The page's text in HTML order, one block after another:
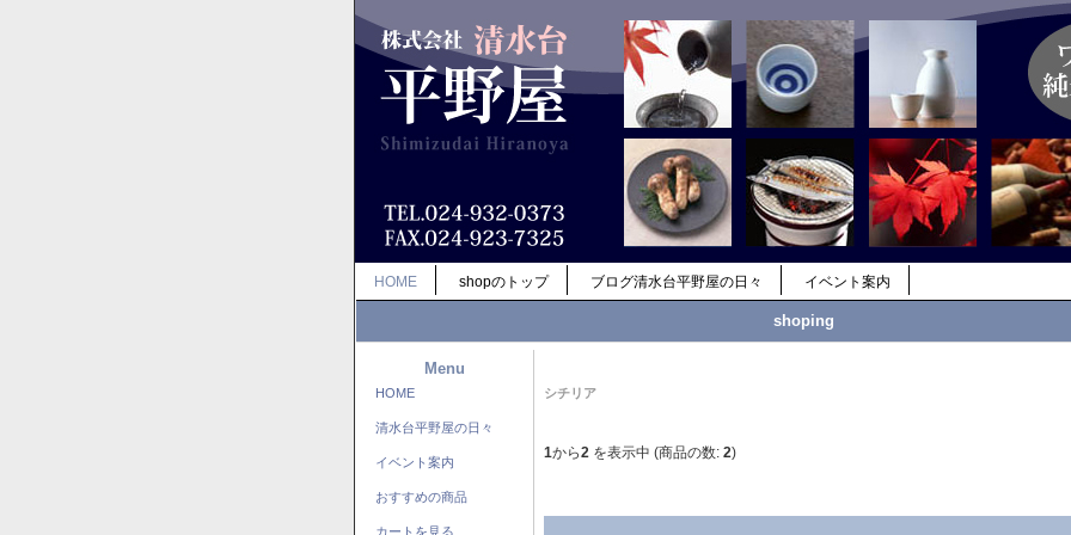
HOME shopのトップ ブログ清水台平野屋の日々 イベント案内
shoping
Menu
HOME
清水台平野屋の日々
イベント案内
おすすめの商品
カートを見る
シチリア
1から2 を表示中 (商品の数: 2)